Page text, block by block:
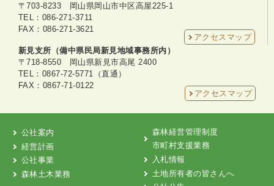
〒703-8233 岡山県岡山市中区高屋225-1
TEL：086-271-3711
FAX：086-271-3621
アクセスマップ
新見支所（備中県民局新見地域事務所内）
〒718-8550 岡山県新見市高尾 2400
TEL：0867-72-5771（直通）
FAX：0867-71-0122
アクセスマップ
公社案内
経営計画
公社事業
森林土木業務
森林経営管理制度
市町村支援業務
入札情報
土地所有者の皆さんへ